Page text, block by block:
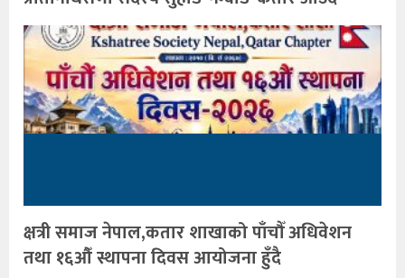
क्षत्री समाज नेपाल,कतार शाखाको पाँचौँ अधिवेशन
तथा १६औँ स्थापना दिवस आयोजना हुँदै